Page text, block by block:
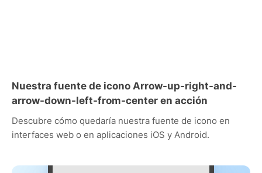
Nuestra fuente de icono Arrow-up-right-and-
arrow-down-left-from-center en acción
Descubre cómo quedaría nuestra fuente de icono en
interfaces web o en aplicaciones iOS y Android.